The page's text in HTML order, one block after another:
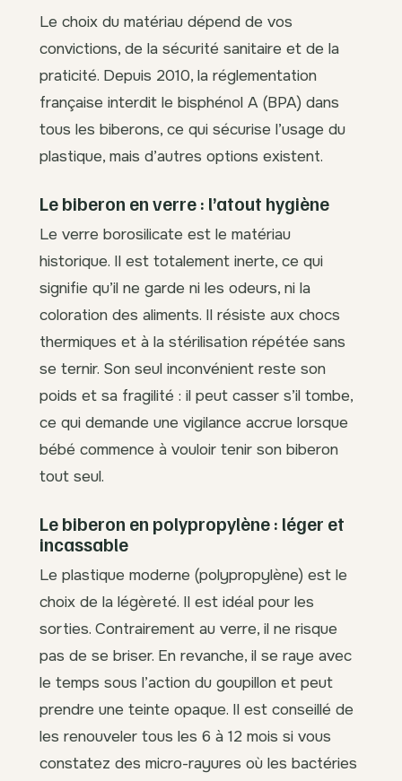
Le choix du matériau dépend de vos
convictions, de la sécurité sanitaire et de la
praticité. Depuis 2010, la réglementation
française interdit le bisphénol A (BPA) dans
tous les biberons, ce qui sécurise l’usage du
plastique, mais d’autres options existent.
Le biberon en verre : l’atout hygiène
Le verre borosilicate est le matériau
historique. Il est totalement inerte, ce qui
signifie qu’il ne garde ni les odeurs, ni la
coloration des aliments. Il résiste aux chocs
thermiques et à la stérilisation répétée sans
se ternir. Son seul inconvénient reste son
poids et sa fragilité : il peut casser s’il tombe,
ce qui demande une vigilance accrue lorsque
bébé commence à vouloir tenir son biberon
tout seul.
Le biberon en polypropylène : léger et
incassable
Le plastique moderne (polypropylène) est le
choix de la légèreté. Il est idéal pour les
sorties. Contrairement au verre, il ne risque
pas de se briser. En revanche, il se raye avec
le temps sous l’action du goupillon et peut
prendre une teinte opaque. Il est conseillé de
les renouveler tous les 6 à 12 mois si vous
constatez des micro-rayures où les bactéries